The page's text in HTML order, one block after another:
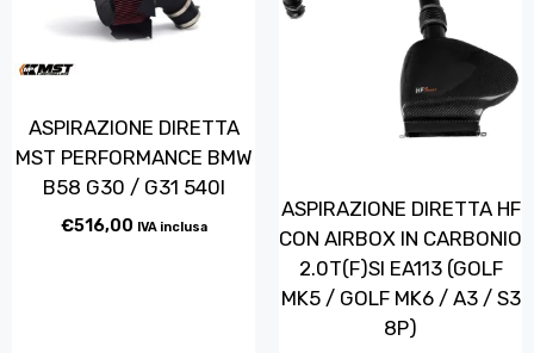
ASPIRAZIONE DIRETTA
MST PERFORMANCE BMW
B58 G30 / G31 540I
€516,00 IVA inclusa
ASPIRAZIONE DIRETTA HF
CON AIRBOX IN CARBONIO
2.0T(F)SI EA113 (GOLF
MK5 / GOLF MK6 / A3 / S3
8P)